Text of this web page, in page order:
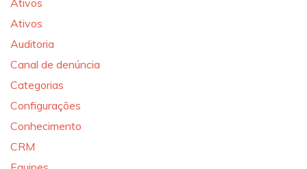
Ativos
Ativos
Auditoria
Canal de denúncia
Categorias
Configurações
Conhecimento
CRM